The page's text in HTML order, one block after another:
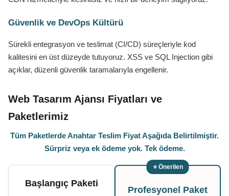
Güvenlik ve DevOps Kültürü
Sürekli entegrasyon ve teslimat (CI/CD) süreçleriyle kod
kalitesini en üst düzeyde tutuyoruz. XSS ve SQL Injection gibi
açıklar, düzenli güvenlik taramalarıyla engellenir.
Web Tasarım Ajansı Fiyatları ve
Paketlerimiz
Tüm Paketlerde Anahtar Teslim Fiyat Aşağıda Belirtilmiştir.
Sürpriz veya ek ödeme yok. Tek ödeme.
Başlangıç Paketi
⭐ Önerilen
Profesyonel Paket